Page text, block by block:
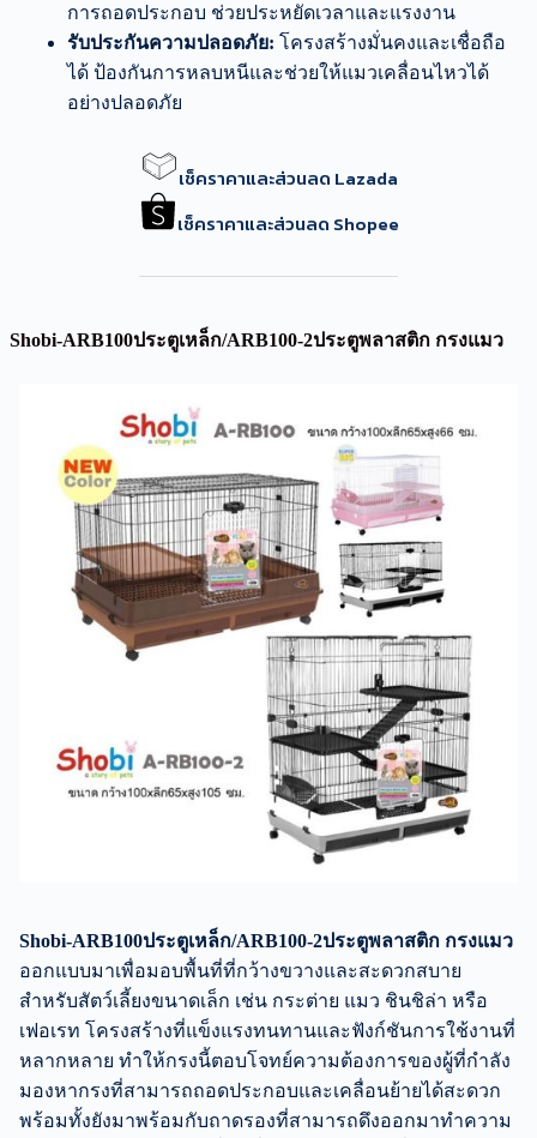
การถอดประกอบ ช่วยประหยัดเวลาและแรงงาน
รับประกันความปลอดภัย: โครงสร้างมั่นคงและเชื่อถือ
ได้ ป้องกันการหลบหนีและช่วยให้แมวเคลื่อนไหวได้
อย่างปลอดภัย
เช็คราคาและส่วนลด Lazada
เช็คราคาและส่วนลด Shopee
Shobi-ARB100ประตูเหล็ก/ARB100-2ประตูพลาสติก กรงแมว
Shobi-ARB100ประตูเหล็ก/ARB100-2ประตูพลาสติก กรงแมว
ออกแบบมาเพื่อมอบพื้นที่ที่กว้างขวางและสะดวกสบาย
สำหรับสัตว์เลี้ยงขนาดเล็ก เช่น กระต่าย แมว ชินชิล่า หรือ
เฟอเรท โครงสร้างที่แข็งแรงทนทานและฟังก์ชันการใช้งานที่
หลากหลาย ทำให้กรงนี้ตอบโจทย์ความต้องการของผู้ที่กำลัง
มองหากรงที่สามารถถอดประกอบและเคลื่อนย้ายได้สะดวก
พร้อมทั้งยังมาพร้อมกับถาดรองที่สามารถดึงออกมาทำความ